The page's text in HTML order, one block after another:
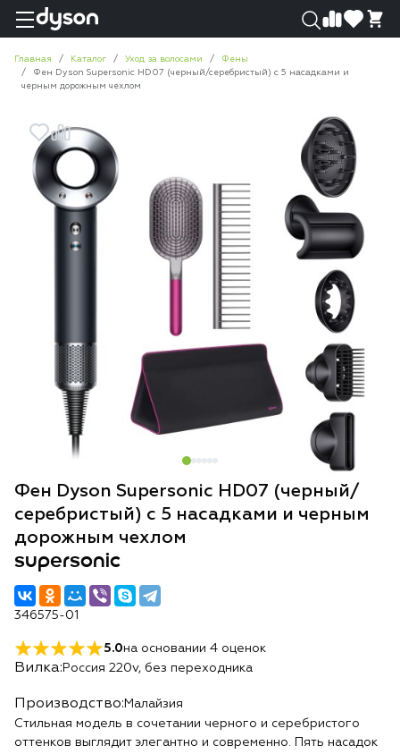
Главная Каталог Уход за волосами
Фены
Фен Dyson Supersonic HD07 (черный/серебристый) с 5 насадками и
черным дорожным чехлом
Фен Dyson Supersonic HD07 (черный/
серебристый) с 5 насадками и черным
дорожным чехлом
supersonic
346575-01
5.0на основании 4 оценок
Вилка: Россия 220v, без переходника
Производство: Малайзия
Стильная модель в сочетании черного и серебристого
оттенков выглядит элегантно и современно. Пять насадок